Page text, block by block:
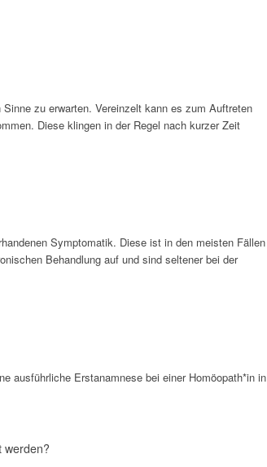
zu erwarten. Vereinzelt kann es zum Auftreten
Diese klingen in der Regel nach kurzer Zeit
Symptomatik. Diese ist in den meisten Fällen
Behandlung auf und sind seltener bei der
ausführliche Erstanamnese bei einer Homöopath*in in
werden?